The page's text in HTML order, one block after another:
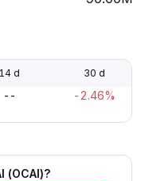
14 d 30 d
-- -2.46%
(OCAI)?